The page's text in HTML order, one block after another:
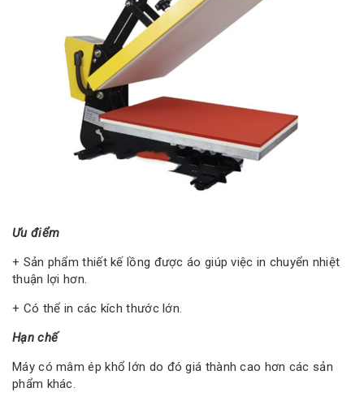
Ưu điểm
+ Sản phẩm thiết kế lồng được áo giúp việc in chuyển nhiệt
thuận lợi hơn.
+ Có thể in các kích thước lớn.
Hạn chế
Máy có mâm ép khổ lớn do đó giá thành cao hơn các sản
phẩm khác.